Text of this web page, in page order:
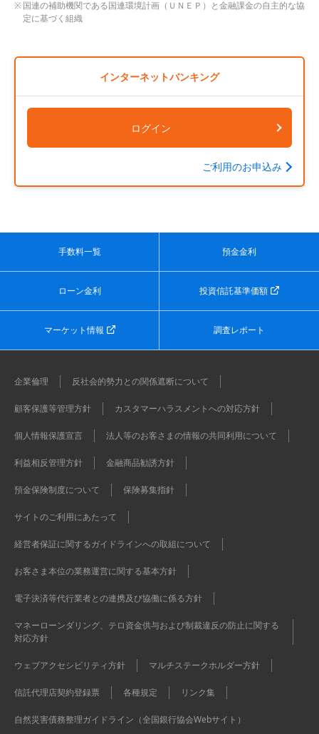
国連の補助機関である国連環境計画（ＵＮＥＰ）と金融課金の自主的な協
定に基づく組織
インターネットバンキング
ログイン
ご利用のお申込み
手数料一覧 預金金利
ローン金利 投資信託基準価額
マーケット情報 調査レポート
企業倫理 反社会的勢力との関係遮断について
顧客保護等管理方針 カスタマーハラスメントへの対応方針
個人情報保護宣言 法人等のお客さまの情報の共同利用について
利益相反管理方針 金融商品勧誘方針
預金保険制度について 保険募集指針
サイトのご利用にあたって
経営者保証に関するガイドラインへの取組について
お客さま本位の業務運営に関する基本方針
電子決済等代行業者との連携及び協働に係る方針
マネーローンダリング、テロ資金供与および制裁違反の防止に関する
対応方針
ウェブアクセシビリティ方針 マルチステークホルダー方針
信託代理店契約登録票 各種規定 リンク集
自然災害債務整理ガイドライン（全国銀行協会Webサイト）